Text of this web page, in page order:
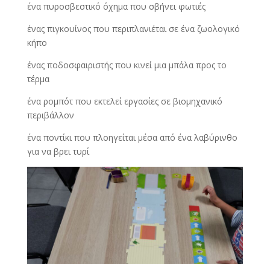
ένα πυροσβεστικό όχημα που σβήνει φωτιές
ένας πιγκουίνος που περιπλανιέται σε ένα ζωολογικό
κήπο
ένας ποδοσφαιριστής που κινεί μια μπάλα προς το
τέρμα
ένα ρομπότ που εκτελεί εργασίες σε βιομηχανικό
περιβάλλον
ένα ποντίκι που πλοηγείται μέσα από ένα λαβύρινθο
για να βρει τυρί